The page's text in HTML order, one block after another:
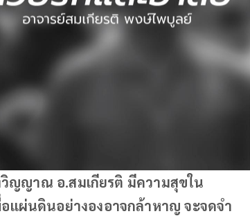
วิญญาณ อ.สมเกียรติ มีความสุขใน
ผ่นดินอย่างองอาจกล้าหาญ จะจดจำ